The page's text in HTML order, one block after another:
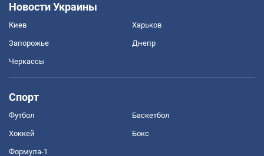
Новости Украины
Киев Харьков
Запорожье Днепр
Черкассы
Спорт
Футбол Баскетбол
Хоккей Бокс
Формула-1